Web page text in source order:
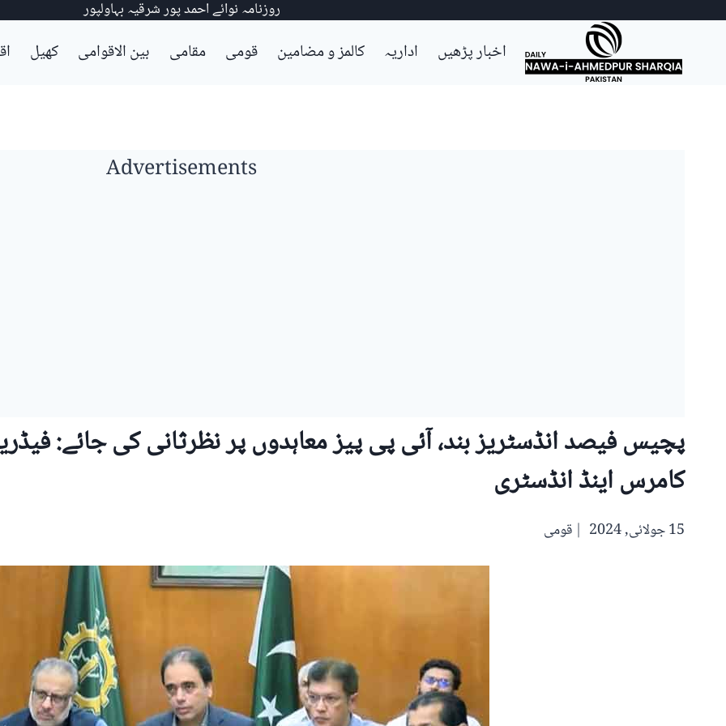
Skip
روزنامہ نوائے احمد پور شرقیہ بہاولپور
اخبار پڑھیں اداریہ کالمز و مضامین قومی مقامی بین الاقوامی کھیل
Advertisements
پچیس فیصد انڈسٹریز بند، آئی پی پیز معاہدوں پر نظرثانی کی جائے:
کامرس اینڈ انڈسٹری
15 جولائی, 2024 قومی